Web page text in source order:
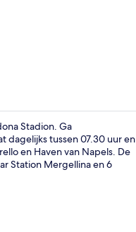
Stadion. Ga
dagelijks tussen 07.30 uur en
en Haven van Napels. De
Station Mergellina en 6